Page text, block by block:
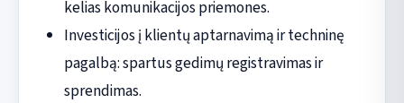
kelias komunikacijos priemones.
Investicijos į klientų aptarnavimą ir techninę
pagalbą: spartus gedimų registravimas ir
sprendimas.